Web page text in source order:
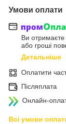
Умови оплати
Ви
або гроші
Детальніше
Оплатити
Післяплата
Онлайн-
Всі умови